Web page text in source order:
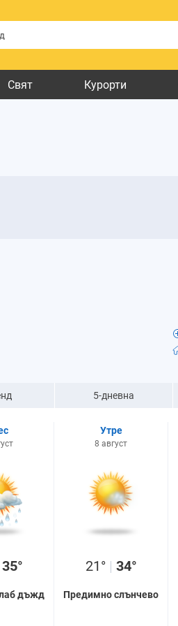
Свят Курорти
5-дневна
35°
дъжд
Утре
8 август
21° | 34°
Предимно слънчево